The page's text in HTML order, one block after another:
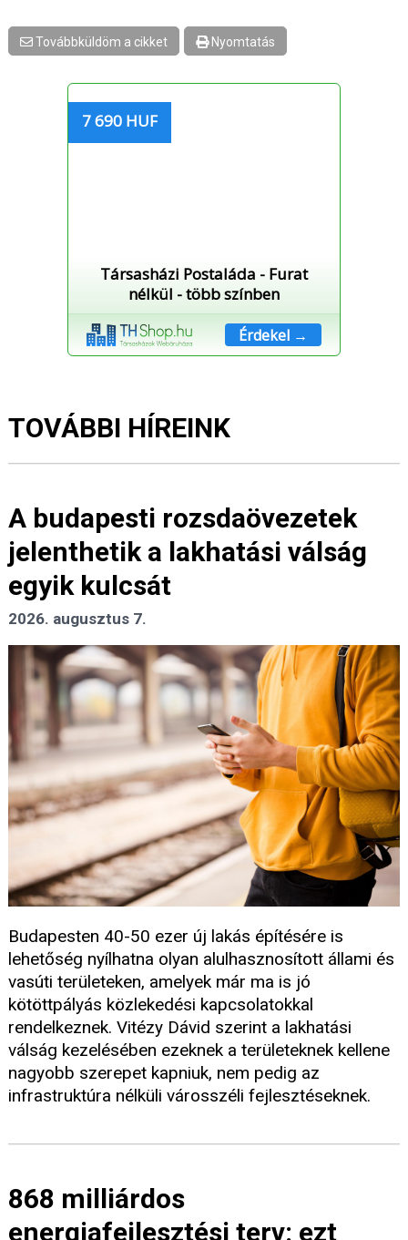
Továbbküldöm a cikket Nyomtatás
7 690 HUF
Társasházi Postaláda - Furat
nélkül - több színben
Érdekel →
TOVÁBBI HÍREINK
A budapesti rozsdaövezetek
jelenthetik a lakhatási válság
egyik kulcsát
2026. augusztus 7.
Budapesten 40-50 ezer új lakás építésére is
lehetőség nyílhatna olyan alulhasznosított állami és
vasúti területeken, amelyek már ma is jó
kötöttpályás közlekedési kapcsolatokkal
rendelkeznek. Vitézy Dávid szerint a lakhatási
válság kezelésében ezeknek a területeknek kellene
nagyobb szerepet kapniuk, nem pedig az
infrastruktúra nélküli városszéli fejlesztéseknek.
868 milliárdos
energiafejlesztési terv: ezt